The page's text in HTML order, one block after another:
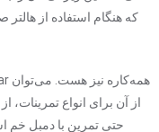
که هنگام استفاده از
از آن برای انواع تمرینات،
حتی تمرین با دمبل خم